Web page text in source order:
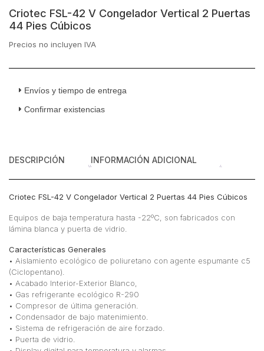
Criotec FSL-42 V Congelador Vertical 2 Puertas
44 Pies Cúbicos
Precios no incluyen IVA
Envíos y tiempo de entrega
Confirmar existencias
DESCRIPCIÓN INFORMACIÓN ADICIONAL
Criotec FSL-42 V Congelador Vertical 2 Puertas 44 Pies Cúbicos
Equipos de baja temperatura hasta -22ºC, son fabricados con
lámina blanca y puerta de vidrio.
Características Generales
• Aislamiento ecológico de poliuretano con agente espumante c5
(Ciclopentano).
• Acabado Interior-Exterior Blanco,
• Gas refrigerante ecológico R-290
• Compresor de última generación.
• Condensador de bajo matenimiento.
• Sistema de refrigeración de aire forzado.
• Puerta de vidrio.